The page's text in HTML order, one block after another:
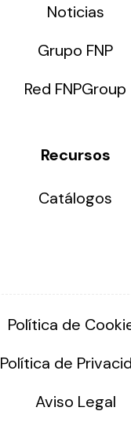
Noticias
Grupo FNP
Red FNPGroup
Recursos
Catálogos
Política de
Política de
Aviso Legal